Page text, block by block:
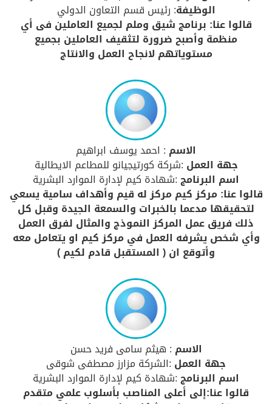
الوظيفة: رئيس قسم التعاون الدولي
قالوا عنا: برنامج شيق وملم لجميع العاملين فى أي
منظمة وأصبح ضرورة لتثقيف العاملين بجميع
مستوياتهم لانجاح العمل والانتاج
الاسم : احمد يوسف ابراهيم
جهة العمل :شركة كورتيجيانو للمطاعم الايطالية
اسم البرنامج:شهادة كيم لإدارة الموارد البشرية
قالوا عنا: مركز كيم مركز له قيم وأهداف سامية يسعي
لتحقيقها مدعما بالخبرات والسمعة الجيدة وقبل كل
ذلك فريق عمل المركز النموذج والمثال لفرق العمل
وأي شخص يشرفه العمل في مركز كيم او يتعامل معه
وأتوقع ان ( المستقبل قادم لكيم )
الاسم : هيثم سامى فريد حسن
جهة العمل :الشركة مزارز مصطفى شوقى
اسم البرنامج:شهادة كيم لإدارة الموارد البشرية
قالوا عنا:إلى أعلى المناصب بأسلوب علمي متقدم